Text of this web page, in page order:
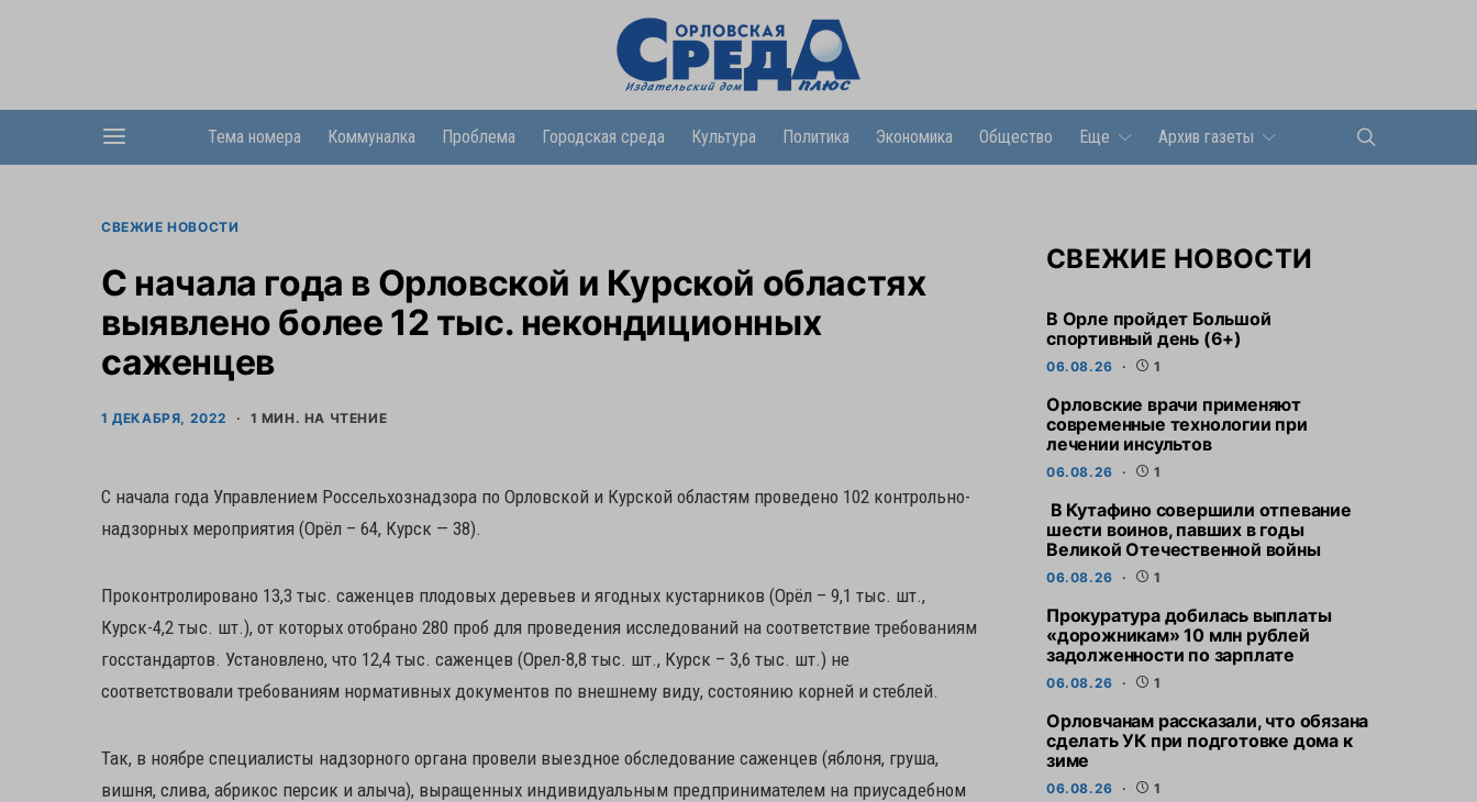
Тема номера Коммуналка Проблема Городская среда Культура Политика Экономика Общество Еще Архив газеты
СВЕЖИЕ НОВОСТИ
С начала года в Орловской и Курской областях
выявлено более 12 тыс. некондиционных
саженцев
1 ДЕКАБРЯ, 2022 1 МИН. НА ЧТЕНИЕ
С начала года Управлением Россельхознадзора по Орловской и Курской областям проведено 102 контрольно-
надзорных мероприятия (Орёл – 64, Курск — 38).
Проконтролировано 13,3 тыс. саженцев плодовых деревьев и ягодных кустарников (Орёл – 9,1 тыс. шт.,
Курск-4,2 тыс. шт.), от которых отобрано 280 проб для проведения исследований на соответствие требованиям
госстандартов. Установлено, что 12,4 тыс. саженцев (Орел-8,8 тыс. шт., Курск – 3,6 тыс. шт.) не
соответствовали требованиям нормативных документов по внешнему виду, состоянию корней и стеблей.
Так, в ноябре специалисты надзорного органа провели выездное обследование саженцев (яблоня, груша,
вишня, слива, абрикос персик и алыча), выращенных индивидуальным предпринимателем на приусадебном
СВЕЖИЕ НОВОСТИ
В Орле пройдет Большой
спортивный день (6+)
06.08.26 1
Орловские врачи применяют
современные технологии при
лечении инсультов
06.08.26 1
В Кутафино совершили отпевание
шести воинов, павших в годы
Великой Отечественной войны
06.08.26 1
Прокуратура добилась выплаты
«дорожникам» 10 млн рублей
задолженности по зарплате
06.08.26 1
Орловчанам рассказали, что обязана
сделать УК при подготовке дома к
зиме
06.08.26 1